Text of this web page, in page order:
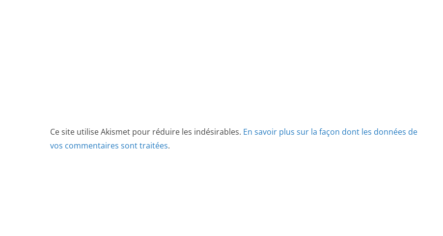
Ce site utilise Akismet pour réduire les indésirables. En savoir plus sur la façon dont les données de
vos commentaires sont traitées.